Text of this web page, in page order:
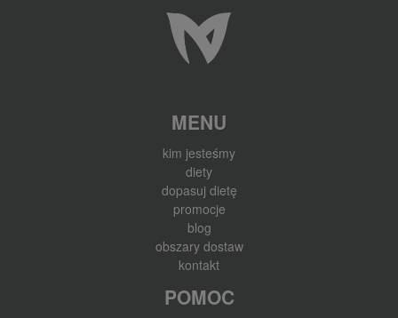
MENU
kim jesteśmy
diety
dopasuj dietę
promocje
blog
obszary dostaw
kontakt
POMOC